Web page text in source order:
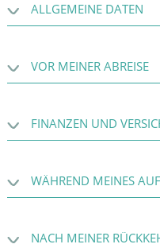
ALLGEMEINE DATEN
VOR MEINER ABREISE
FINANZEN UND
WÄHREND MEINES
NACH MEINER